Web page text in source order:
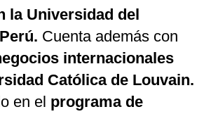
la Universidad del
Cuenta además con
internacionales
Católica de Louvain.
en el programa de